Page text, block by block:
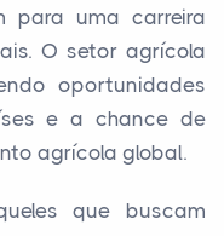
para uma carreira
O setor agrícola
oportunidades
e a chance de
agrícola global.
que buscam